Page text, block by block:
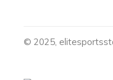
© 2025,